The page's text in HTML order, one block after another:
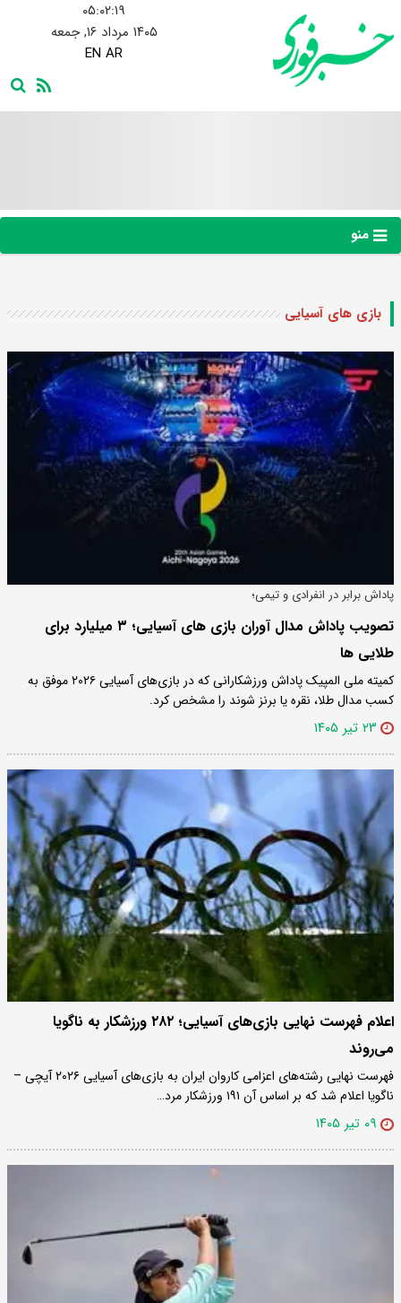
۰۵:۰۲:۱۹
۱۴۰۵ مرداد ۱۶, جمعه
EN AR
منو
بازی های آسیایی
پاداش برابر در انفرادی و تیمی؛
تصویب پاداش مدال آوران بازی های آسیایی؛ ۳ میلیارد برای
طلایی ها
کمیته ملی المپیک پاداش ورزشکارانی که در بازی‌های آسیایی ۲۰۲۶ موفق به
کسب مدال طلا، نقره یا برنز شوند را مشخص کرد.
۲۳ تیر ۱۴۰۵
اعلام فهرست نهایی بازی‌های آسیایی؛ ۲۸۲ ورزشکار به ناگویا
می‌روند
فهرست نهایی رشته‌های اعزامی کاروان ایران به بازی‌های آسیایی ۲۰۲۶ آیچی –
ناگویا اعلام شد که بر اساس آن ۱۹۱ ورزشکار مرد…
۰۹ تیر ۱۴۰۵